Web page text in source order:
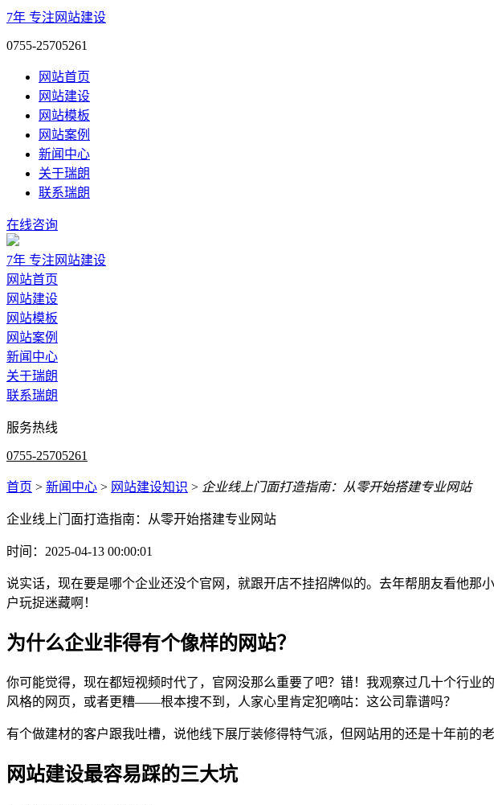
7年 专注网站建设
0755-25705261
网站首页
网站建设
网站模板
网站案例
新闻中心
关于瑞朗
联系瑞朗
在线咨询
7年 专注网站建设
网站首页
网站建设
网站模板
网站案例
新闻中心
关于瑞朗
联系瑞朗
服务热线
0755-25705261
首页 > 新闻中心 > 网站建设知识 > 企业线上门面打造指南：从零开始搭建专业网站
企业线上门面打造指南：从零开始搭建专业网站
时间：2025-04-13 00:00:01
说实话，现在要是哪个企业还没个官网，就跟开店不挂招牌似的。去年帮朋友看他
户玩捉迷藏啊！
为什么企业非得有个像样的网站？
你可能觉得，现在都短视频时代了，官网没那么重要了吧？错！我观察过几十个行
风格的网页，或者更糟——根本搜不到，人家心里肯定犯嘀咕：这公司靠谱吗？
有个做建材的客户跟我吐槽，说他线下展厅装修得特气派，但网站用的还是十年前的
网站建设最容易踩的三大坑